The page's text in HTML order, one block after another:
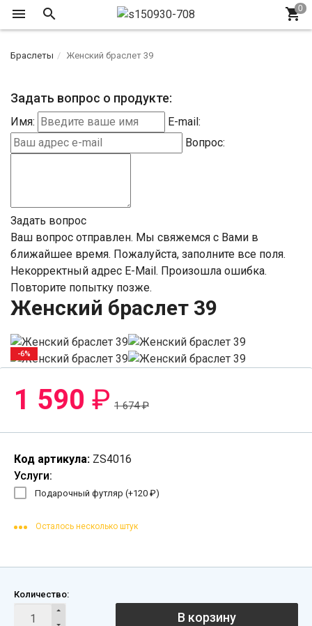
Браслеты Женский браслет 39
Задать вопрос о продукте:
Имя:
E-mail:
Вопрос:
Задать вопрос
Ваш вопрос отправлен. Мы свяжемся с Вами в
ближайшее время. Пожалуйста, заполните все поля.
Некорректный адрес E-Mail. Произошла ошибка.
Повторите попытку позже.
Женский браслет 39
-6%
1 590 ₽ 1 674₽
Код артикула: ZS4016
Услуги:
Подарочный футляр (+120 ₽)
Осталось несколько штук
Количество:
В корзину